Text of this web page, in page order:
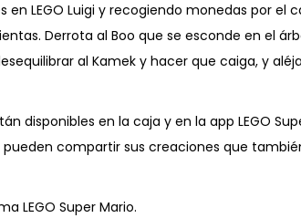
LEGO Luigi y recogiendo monedas por el
Derrota al Boo que se esconde en el
al Kamek y hacer que caiga, y
disponibles en la caja y en la app LEGO
compartir sus creaciones que
LEGO Super Mario.